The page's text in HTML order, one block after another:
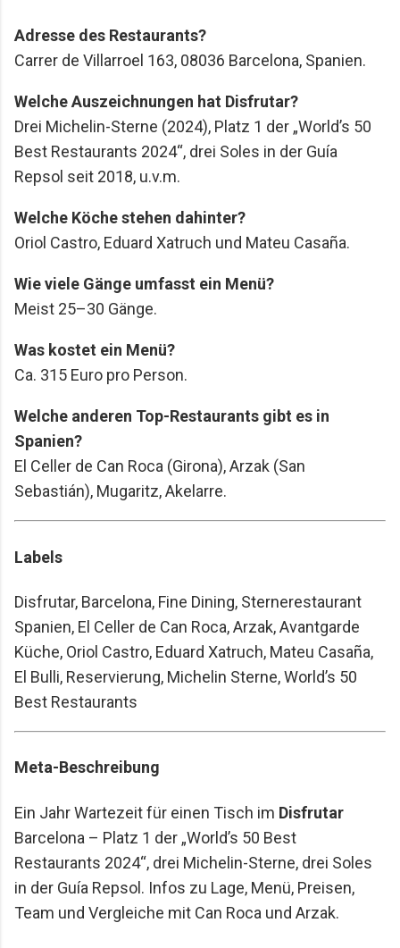
Adresse des Restaurants?
Carrer de Villarroel 163, 08036 Barcelona, Spanien.
Welche Auszeichnungen hat Disfrutar?
Drei Michelin-Sterne (2024), Platz 1 der „World’s 50
Best Restaurants 2024“, drei Soles in der Guía
Repsol seit 2018, u.v.m.
Welche Köche stehen dahinter?
Oriol Castro, Eduard Xatruch und Mateu Casaña.
Wie viele Gänge umfasst ein Menü?
Meist 25–30 Gänge.
Was kostet ein Menü?
Ca. 315 Euro pro Person.
Welche anderen Top-Restaurants gibt es in
Spanien?
El Celler de Can Roca (Girona), Arzak (San
Sebastián), Mugaritz, Akelarre.
Labels
Disfrutar, Barcelona, Fine Dining, Sternerestaurant
Spanien, El Celler de Can Roca, Arzak, Avantgarde
Küche, Oriol Castro, Eduard Xatruch, Mateu Casaña,
El Bulli, Reservierung, Michelin Sterne, World’s 50
Best Restaurants
Meta-Beschreibung
Ein Jahr Wartezeit für einen Tisch im Disfrutar
Barcelona – Platz 1 der „World’s 50 Best
Restaurants 2024“, drei Michelin-Sterne, drei Soles
in der Guía Repsol. Infos zu Lage, Menü, Preisen,
Team und Vergleiche mit Can Roca und Arzak.